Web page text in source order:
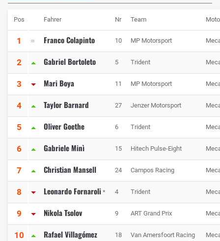
Pos Fahrer Nr Team
1 Franco Colapinto 10 MP Motorsport
2 Gabriel Bortoleto 5 Trident
3 Mari Boya 11 MP Motorsport
4 Taylor Barnard 27 Jenzer Motorsport
5 Oliver Goethe 6 Trident
6 Gabriele Minì 15 Hitech Pulse-Eight
7 Christian Mansell 24 Campos Racing
8 Leonardo Fornaroli * 4 Trident
9 Nikola Tsolov 9 ART Grand Prix
10 Rafael Villagómez 18 Van Amersfoort Racing